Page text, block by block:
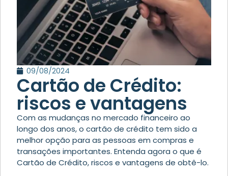
09/08/2024
Cartão de Crédito:
riscos e vantagens
Com as mudanças no mercado financeiro ao
longo dos anos, o cartão de crédito tem sido a
melhor opção para as pessoas em compras e
transações importantes. Entenda agora o que é
Cartão de Crédito, riscos e vantagens de obtê-lo.